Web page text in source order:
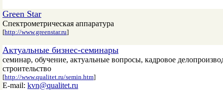
Green Star
Спектрометрическая аппаратура
[http://www.greenstar.ru]
Актуальные бизнес-семинары
семинар, обучение, актуальные вопросы, кадровое
строительство
[http://www.qualitet.ru/semin.htm]
E-mail: kvn@qualitet.ru